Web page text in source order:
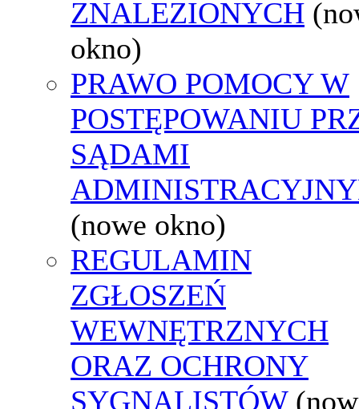
ZNALEZIONYCH
okno)
PRAWO POMOCY W
POSTĘPOWANIU
SĄDAMI
(nowe okno)
REGULAMIN
ZGŁOSZEŃ
WEWNĘTRZNYCH
ORAZ OCHRONY
SYGNALISTÓW